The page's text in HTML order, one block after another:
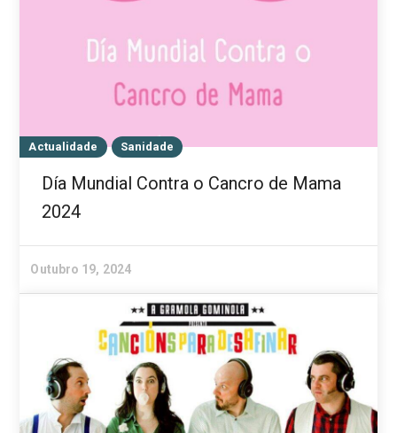
Actualidade Sanidade
Día Mundial Contra o Cancro de Mama
2024
Outubro 19, 2024